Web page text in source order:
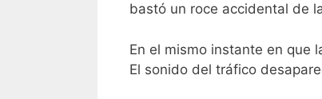
bastó un roce accidental de
En el mismo instante en que
El sonido del tráfico